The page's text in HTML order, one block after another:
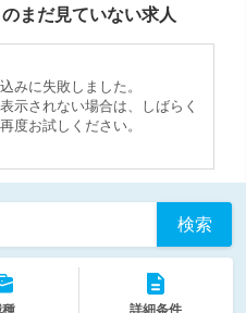
まだ見ていない求人
みに失敗しました。
示されない場合は、しばらく
度お試しください。
検索
詳細条件